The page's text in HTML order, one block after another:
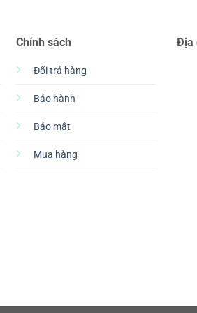
Chính sách
Đổi trả hàng
Bảo hành
Bảo mật
Mua hàng
Địa